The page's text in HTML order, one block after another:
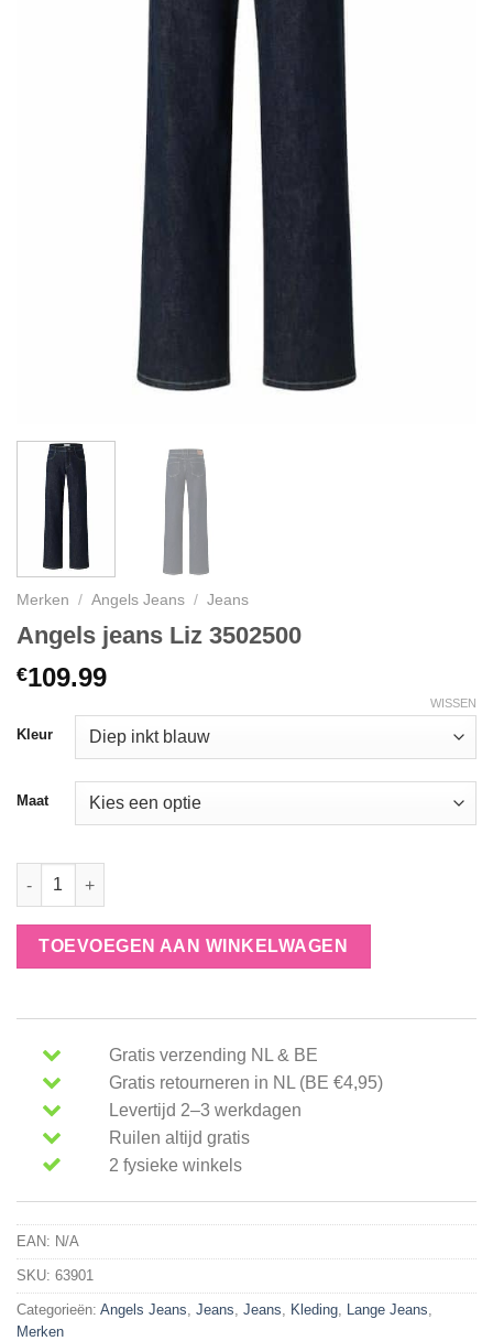
Merken / Angels Jeans / Jeans
Angels jeans Liz 3502500
€109.99
Kleur
Maat
WISSEN
Angels jeans Liz 3502500 aantal
TOEVOEGEN AAN WINKELWAGEN
Gratis verzending NL & BE
Gratis retourneren in NL (BE €4,95)
Levertijd 2–3 werkdagen
Ruilen altijd gratis
2 fysieke winkels
EAN: N/A
SKU: 63901
Categorieën: Angels Jeans Jeans Jeans Kleding Lange Jeans
Merken